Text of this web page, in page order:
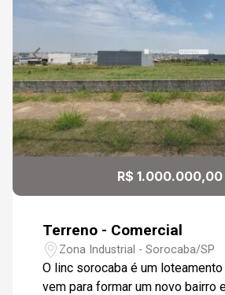
R$ 1.000.000,00
Terreno - Comercial
Zona Industrial - Sorocaba/SP
O linc sorocaba é um
vem para formar um novo bairro